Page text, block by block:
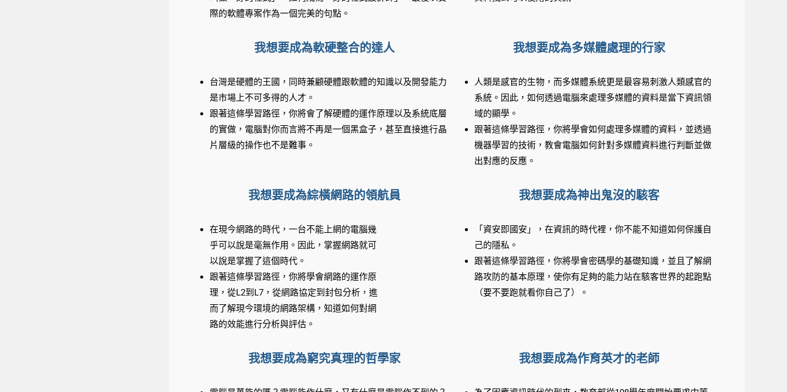
際的軟體專案作為一個完美的句點。
我想要成為軟硬整合的達人
台灣是硬體的王國，同時兼顧硬體跟軟體的知識以及開發能力
是市場上不可多得的人才。
跟著這條學習路徑，你將會了解硬體的運作原理以及系統底層
的實做，電腦對你而言將不再是一個黑盒子，甚至直接進行晶
片層級的操作也不是難事。
我想要成為多媒體處理的行家
人類是感官的生物，而多媒體系統更是最容易刺激人類感官的
系統。因此，如何透過電腦來處理多媒體的資料是當下資訊領
域的顯學。
跟著這條學習路徑，你將學會如何處理多媒體的資料，並透過
機器學習的技術，教會電腦如何針對多媒體資料進行判斷並做
出對應的反應。
我想要成為綜橫網路的領航員
在現今網路的時代，一台不能上網的電腦幾
乎可以說是毫無作用。因此，掌握網路就可
以說是掌握了這個時代。
跟著這條學習路徑，你將學會網路的運作原
理，從L2到L7，從網路協定到封包分析，進
而了解現今環境的網路架構，知道如何對網
路的效能進行分析與評估。
我想要成為神出鬼沒的駭客
「資安即國安」，在資訊的時代裡，你不能不知道如何保護自
己的隱私。
跟著這條學習路徑，你將學會密碼學的基礎知識，並且了解網
路攻防的基本原理，使你有足夠的能力站在駭客世界的起跑點
（要不要跑就看你自己了）。
我想要成為窮究真理的哲學家 我想要成為作育英才的老師